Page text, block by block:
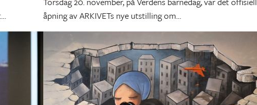
åpning av ARKIVETs nye utstilling om…